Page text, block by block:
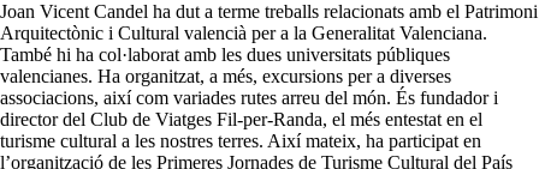
Joan Vicent Candel ha dut a terme treballs relacionats amb el Patrimoni
Arquitectònic i Cultural valencià per a la Generalitat Valenciana.
També hi ha col·laborat amb les dues universitats públiques
valencianes. Ha organitzat, a més, excursions per a diverses
associacions, així com variades rutes arreu del món. És fundador i
director del Club de Viatges Fil-per-Randa, el més entestat en el
turisme cultural a les nostres terres. Així mateix, ha participat en
l’organització de les Primeres Jornades de Turisme Cultural del País